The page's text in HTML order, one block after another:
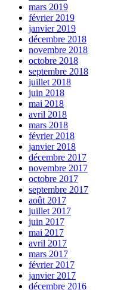
mars 2019
février 2019
janvier 2019
décembre 2018
novembre 2018
octobre 2018
septembre 2018
juillet 2018
juin 2018
mai 2018
avril 2018
mars 2018
février 2018
janvier 2018
décembre 2017
novembre 2017
octobre 2017
septembre 2017
août 2017
juillet 2017
juin 2017
mai 2017
avril 2017
mars 2017
février 2017
janvier 2017
décembre 2016